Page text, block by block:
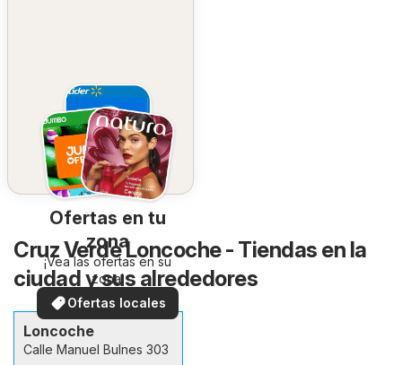
Ofertas en tu
zona
¡Vea las ofertas en su
zona!
Ofertas locales
Cruz Verde Loncoche - Tiendas en la
ciudad y sus alrededores
Loncoche
Calle Manuel Bulnes 303